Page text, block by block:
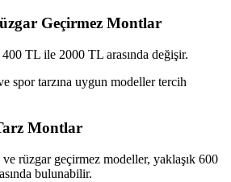
Geçirmez Montlar
TL ile 2000 TL arasında değişir.
spor tarzına uygun modeller tercih
Montlar
ve rüzgar geçirmez modeller, yaklaşık 600
bulunabilir.